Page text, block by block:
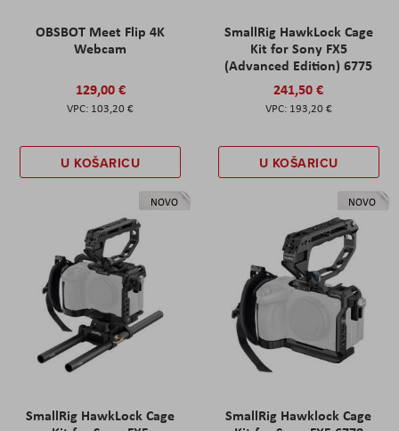
OBSBOT Meet Flip 4K
Webcam
129,00 €
103,20 €
U KOŠARICU
SmallRig HawkLock Cage
Kit for Sony FX5
(Advanced Edition) 6775
241,50 €
193,20 €
U KOŠARICU
NOVO
SmallRig HawkLock Cage
NOVO
SmallRig Hawklock Cage